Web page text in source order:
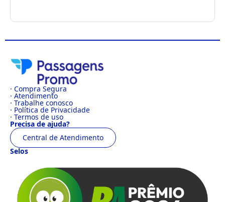
· Compra Segura
· Atendimento
· Trabalhe conosco
· Política de Privacidade
· Termos de uso
Precisa de ajuda?
Central de Atendimento
Selos